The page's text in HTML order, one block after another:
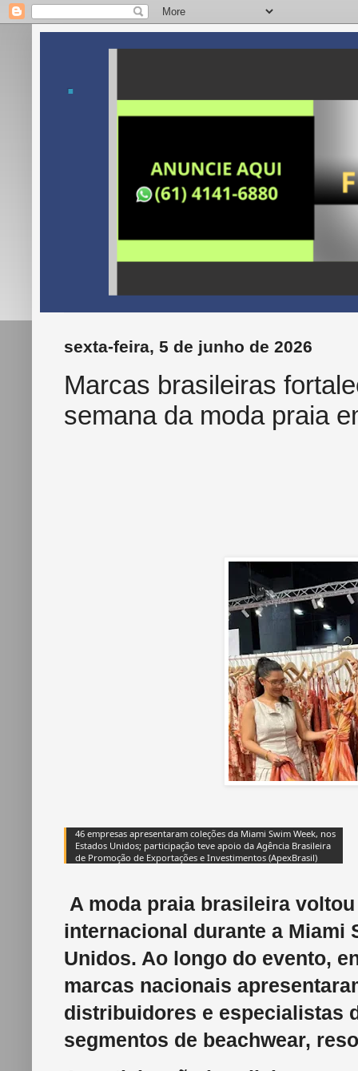
.
sexta-feira, 5 de junho de 2026
Marcas brasileiras
semana da moda praia
46 empresas apresentaram coleções da Miami Swim Week, nos
Estados Unidos; participação teve apoio da Agência Brasileira
de Promoção de Exportações e Investimentos (ApexBrasil)
A moda praia brasileira
internacional durante a Miami
Unidos. Ao longo do evento,
marcas nacionais
distribuidores e especialistas
segmentos de beachwear,